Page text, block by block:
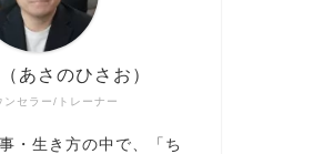
ンセラー/トレーナー
あさのひさお）
・生き方の中で、「ち